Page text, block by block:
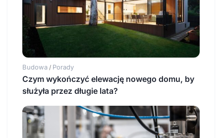
Budowa / Porady
Czym wykończyć elewację nowego domu, by
służyła przez długie lata?